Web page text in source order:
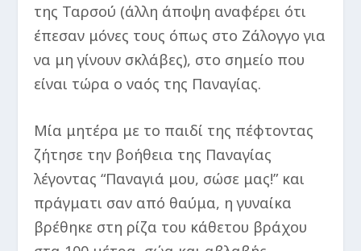
της Ταρσού (άλλη άποψη αναφέρει ότι
έπεσαν μόνες τους όπως στο Ζάλογγο για
να μη γίνουν σκλάβες), στο σημείο που
είναι τώρα ο ναός της Παναγίας.
Μία μητέρα με το παιδί της πέφτοντας
ζήτησε την βοήθεια της Παναγίας
λέγοντας “Παναγιά μου, σώσε μας!” και
πράγματι σαν από θαύμα, η γυναίκα
βρέθηκε στη ρίζα του κάθετου βράχου